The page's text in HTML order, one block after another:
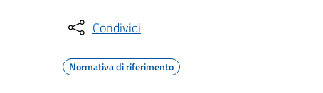
Condividi
Normativa di riferimento